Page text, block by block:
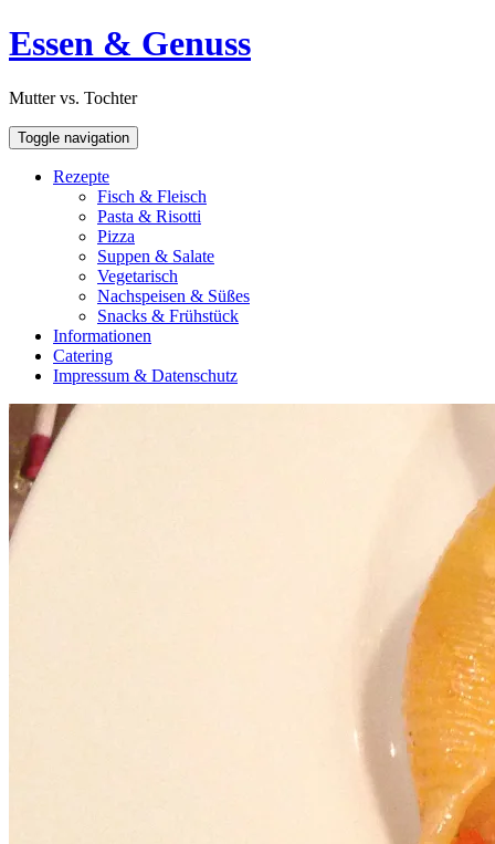
Skip
to
Open
Sidebar
Essen & Genuss
Mutter vs. Tochter
Toggle navigation
Rezepte
Fisch & Fleisch
Pasta & Risotti
Pizza
Suppen & Salate
Vegetarisch
Nachspeisen & Süßes
Snacks & Frühstück
Informationen
Catering
Impressum & Datenschutz